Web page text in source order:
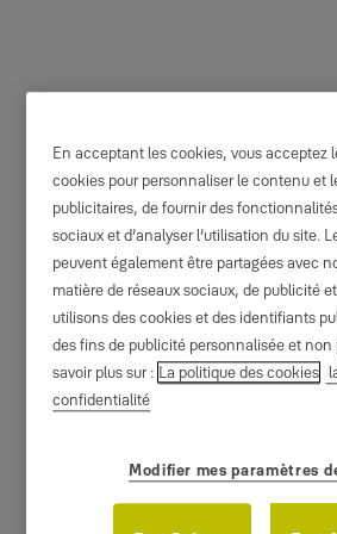
Centre de
confidentialité
Vous souhaitez vérifier ou mettre
personnelles ou nous poser une
la confidentialité ? Nous sommes
En acceptant les cookies, vous acceptez
cookies pour personnaliser le contenu et
publicitaires, de fournir des
sociaux et d’analyser l’utilisation du site.
peuvent également être partagées avec
matière de réseaux sociaux, de publicité
utilisons des cookies et des identifiants
des fins de publicité personnalisée et non
savoir plus sur : La politique des cookies
confidentialité
Modifier mes paramètres